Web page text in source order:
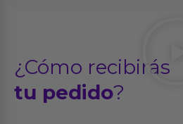
¿Cómo recibirás
tu pedido?